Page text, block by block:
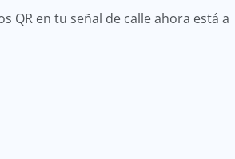
QR en tu señal de calle ahora está a